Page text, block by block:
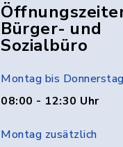
Bürger- und
Sozialbüro
Montag bis Donnerstag
08:00 - 12:30 Uhr
Montag zusätzlich